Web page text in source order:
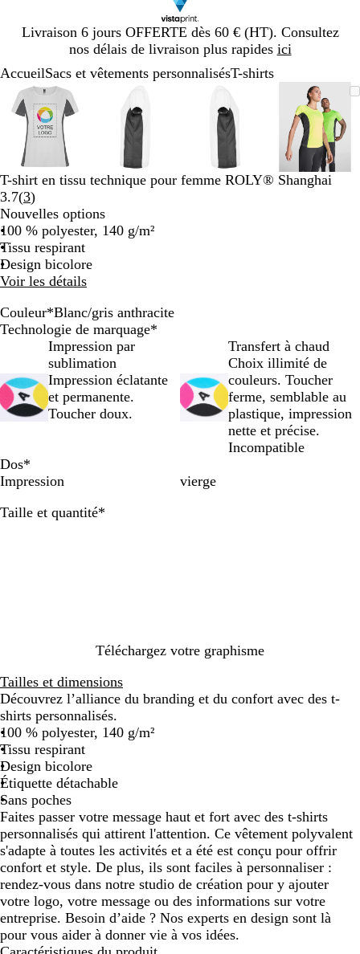
Livraison 6 jours OFFERTE dès 60 € (HT). Consultez
nos délais de livraison plus rapides ici
Diapositive
1
AccueilSacs et vêtements personnalisésT-shirts
Image
zoomable
Zoom
au
minimum
Cliquez
pour
développer
Utilisez
les
touches
plus
moins
zoomer
les
touches
fléchées
pour
faire
défiler
zoomable
au
minimum
pour
développer
les
touches
plus
et
moins
pour
et
les
faire
défiler
zoomable
au
minimum
pour
développer
les
touches
plus
moins
Image
Zoom
au
Cliquez
pour
Utilisez
les
touches
plus
et
moins
pour
Diapositive
T-shirt en tissu technique pour femme ROLY® Shanghai
3.7(3Lire
les
3
avis
)
Nouvelles options
100 % polyester, 140 g/m²
Tissu respirant
Design bicolore
Voir les détails
Couleur*Blanc/gris anthracite
B
n
/
i
s
n
O
n
e
u
o
n
V
l
/
n
i
T
q
o
e
/
r
i
t
e
J
n
f
o
/
o
Technologie de marquage*
Impression par
sublimation
Impression éclatante
et permanente.
Toucher doux.
Transfert à chaud
Choix illimité de
couleurs. Toucher
ferme, semblable au
plastique, impression
nette et précise.
Incompatible
Dos*
Impression
vierge
Taille et quantité*
Téléchargez votre graphisme
Tailles et dimensions
Découvrez l’alliance du branding et du confort avec des t-
shirts personnalisés.
100 % polyester, 140 g/m²
Tissu respirant
Design bicolore
Étiquette détachable
Sans poches
Faites passer votre message haut et fort avec des t-shirts
personnalisés qui attirent l'attention. Ce vêtement polyvalent
s'adapte à toutes les activités et a été est conçu pour offrir
confort et style. De plus, ils sont faciles à personnaliser :
rendez-vous dans notre studio de création pour y ajouter
votre logo, votre message ou des informations sur votre
entreprise. Besoin d’aide ? Nos experts en design sont là
pour vous aider à donner vie à vos idées.